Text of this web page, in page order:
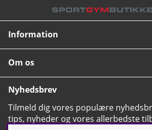
Information
Om os
Nyhedsbrev
Tilmeld dig vores populære
tips, nyheder og vores allerbedste